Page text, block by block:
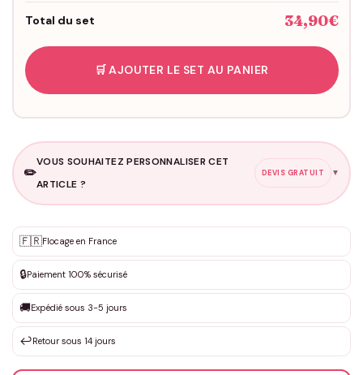
Total du set 34,90€
🛒 AJOUTER LE SET AU PANIER
✏️
VOUS SOUHAITEZ PERSONNALISER CET
ARTICLE ?
DEVIS GRATUIT ▼
✨ Personnalisation sur mesure
DEVIS GRATUIT · Personnalisation de 3 à 10€ selon la demande
Que souhaitez-vous ?*
Votre texte / idée*
🇫🇷Flocage en France
🔒Paiement 100% sécurisé
🚚Expédié sous 3-5 jours
↩️Retour sous 14 jours